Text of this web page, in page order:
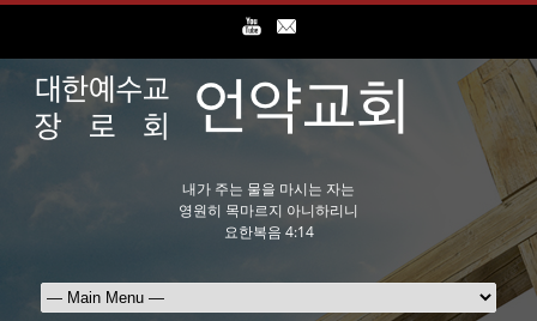
내가 주는 물을 마시는 자는
영원히 목마르지 아니하리니
요한복음 4:14